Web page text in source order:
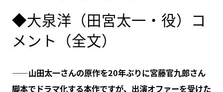
◆大泉洋（田宮太一・役）コ
メント（全文）
――山田太一さんの原作を20年ぶりに宮藤官九郎さん
脚本でドラマ化する本作ですが、出演オファーを受けた